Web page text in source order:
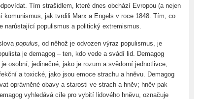
Tím strašidlem, které dnes obchází Evropou (a nejen
komunismus, jak tvrdili Marx a Engels v roce 1848. Tím, co
narůstající populismus a politický extremismus.
populus , od něhož je odvozen výraz populismus, je
je demagog – ten, kdo vede a svádí lid. Demagog
osobní, jedinečné, jako je rozum a svědomí jednotlivce,
a toxické, jako jsou emoce strachu a hněvu. Demagog
oprávněné obavy a starosti ve strach a hněv; hněv pak
vyhledává cíle pro vybití lidového hněvu, označuje